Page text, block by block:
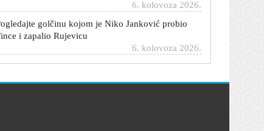
Pogledajte golčinu kojom je Niko Janković probio
6. kolovoza 2026.
Ukrajinski predsjednik stiže u Srbiju: S Vučićem o